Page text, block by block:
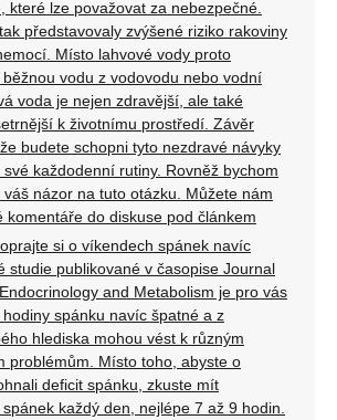
které lze považovat za nebezpečné.
představovaly zvýšené riziko rakoviny
Místo lahvové vody proto
vodu z vodovodu nebo vodní
voda je nejen zdravější, ale také
k životnímu prostředí. Závěr
budete schopni tyto nezdravé návyky
své každodenní rutiny. Rovněž bychom
váš názor na tuto otázku. Můžete nám
komentáře do diskuse pod článkem
si o víkendech spánek navíc
studie publikované v časopise Journal
and Metabolism je pro vás
spánku navíc špatné a z
hlediska mohou vést k různým
problémům. Místo toho, abyste o
deficit spánku, zkuste mít
každý den, nejlépe 7 až 9 hodin.